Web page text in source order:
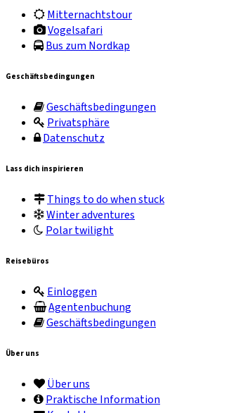
Mitternachtstour
Vogelsafari
Bus zum Nordkap
Geschäftsbedingungen
Geschäftsbedingungen
Privatsphäre
Datenschutz
Lass dich inspirieren
Things to do when stuck
Winter adventures
Polar twilight
Reisebüros
Einloggen
Agentenbuchung
Geschäftsbedingungen
Über uns
Über uns
Praktische Information